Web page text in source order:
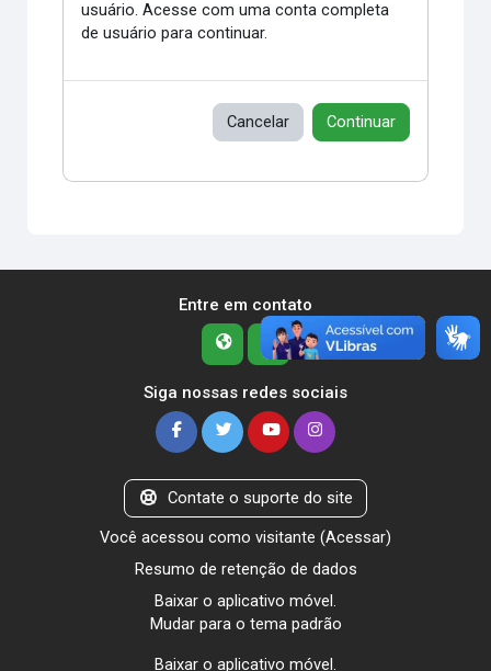
usuário. Acesse com uma conta completa
de usuário para continuar.
Cancelar Continuar
Entre em contato
Siga nossas redes sociais
Contate o suporte do site
Você acessou como visitante (Acessar)
Resumo de retenção de dados
Baixar o aplicativo móvel.
Mudar para o tema padrão
Baixar o aplicativo móvel.